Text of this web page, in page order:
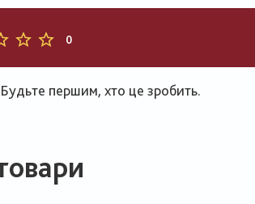
0
першим, хто це зробить.